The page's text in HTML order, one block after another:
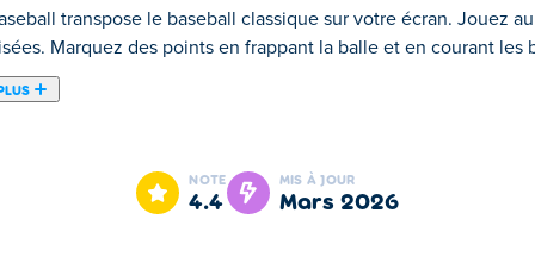
transpose le baseball classique sur votre écran. Jouez
Marquez des points en frappant la balle et en courant les
où des personnages plats et cartoonesques s'affrontent à
et survivez à la folie des manches folles. Prêt à
NOTE
4.4
MIS À JOUR
mars 2026